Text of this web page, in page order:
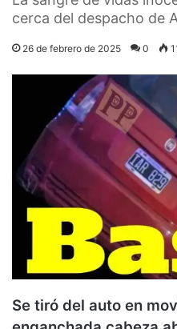
cerca del despacho de
26 de febrero de 2025 0
Se tiró del auto en